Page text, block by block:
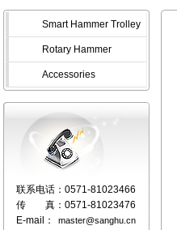
Smart Hammer Trolley
Rotary Hammer
Accessories
联系电话： 0571-81023466
传 真： 0571-81023476
E-mail：
master@sanghu.cn